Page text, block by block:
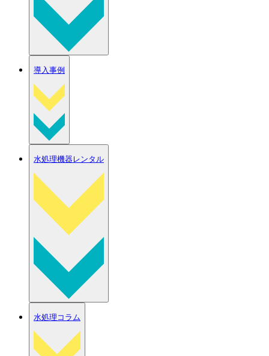
導入事例
水処理機器レンタル
水処理コラム